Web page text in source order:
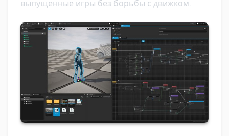
выпущенные игры без борьбы с движком.